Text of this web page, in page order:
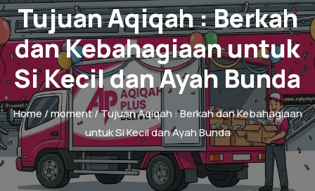
Tujuan Aqiqah : Berkah
dan Kebahagiaan untuk
Si Kecil dan Ayah Bunda
Home/moment/ Tujuan Aqiqah : Berkah dan Kebahagiaan
untuk Si Kecil dan Ayah Bunda